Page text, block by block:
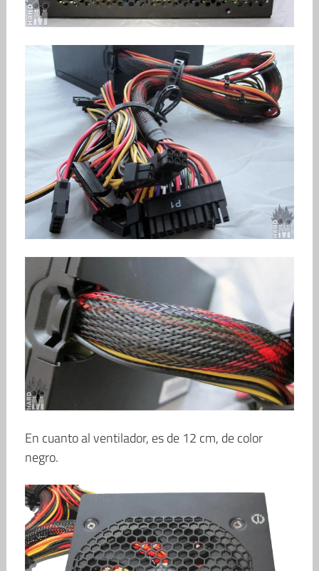
En cuanto al ventilador, es de 12 cm, de color
negro.